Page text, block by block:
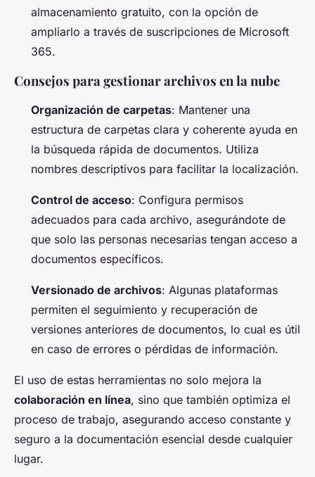
almacenamiento gratuito, con la opción de
ampliarlo a través de suscripciones de Microsoft
365.
Consejos para gestionar archivos en la nube
Organización de carpetas: Mantener una
estructura de carpetas clara y coherente ayuda en
la búsqueda rápida de documentos. Utiliza
nombres descriptivos para facilitar la localización.
Control de acceso: Configura permisos
adecuados para cada archivo, asegurándote de
que solo las personas necesarias tengan acceso a
documentos específicos.
Versionado de archivos: Algunas plataformas
permiten el seguimiento y recuperación de
versiones anteriores de documentos, lo cual es útil
en caso de errores o pérdidas de información.
El uso de estas herramientas no solo mejora la
colaboración en línea, sino que también optimiza el
proceso de trabajo, asegurando acceso constante y
seguro a la documentación esencial desde cualquier
lugar.